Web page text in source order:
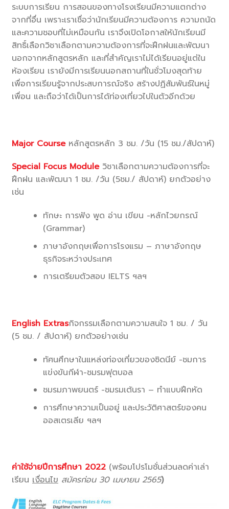
ระบบการเรียน การสอนของทางโรงเรียนมีความแตกต่าง
จากที่อื่น เพราะเราเชื่อว่านักเรียนมีความต้องการ ความถนัด
และความชอบที่ไม่เหมือนกัน เราจึงเปิดโอกาสให้นักเรียนมี
สิทธิ์เลือกวิชาเลือกตามความต้องการที่จะฝึกฝนและพัฒนา
นอกจากหลักสูตรหลัก และที่สำคัญเราไม่ได้เรียนอยู่แต่ใน
ห้องเรียน เรายังมีการเรียนนอกสถานที่ในชั่วโมงสุดท้าย
เพื่อการเรียนรู้จากประสบการณ์จริง สร้างปฏิสัมพันธ์ในหมู่
เพื่อน และถือว่าได้เป็นการได้ท่องเที่ยวไปในตัวอีกด้วย
Major Course หลักสูตรหลัก 3 ชม. /วัน (15 ชม./สัปดาห์)
Special Focus Module วิชาเลือกตามความต้องการที่จะ
ฝึกฝน และพัฒนา 1 ชม. /วัน (5ชม./ สัปดาห์) ยกตัวอย่าง
เช่น
ทักษะ การฟัง พูด อ่าน เขียน -หลักไวยกรณ์
(Grammar)
ภาษาอังกฤษเพื่อการโรงแรม – ภาษาอังกฤษ
ธุรกิจระหว่างประเทศ
การเตรียมตัวสอบ IELTS ฯลฯ
English Extrasกิจกรรมเลือกตามความสนใจ 1 ชม. / วัน
(5 ชม. / สัปดาห์) ยกตัวอย่างเช่น
ทัศนศึกษาในแหล่งท่องเที่ยวของซิดนีย์ -ชมการ
แข่งขันกีฬา-ชมรมฟุตบอล
ชมรมภาพยนตร์ -ชมรมเต้นรา – ทำแบบฝึกหัด
การศึกษาความเป็นอยู่ และประวัติศาสตร์ของคน
ออสเตรเลีย ฯลฯ
ค่าใช้จ่ายปีการศึกษา 2022 (พร้อมโปรโมชั่นส่วนลดค่าเล่า
เรียน เงื่อนไข สมัครก่อน 30 เมษายน 2565)